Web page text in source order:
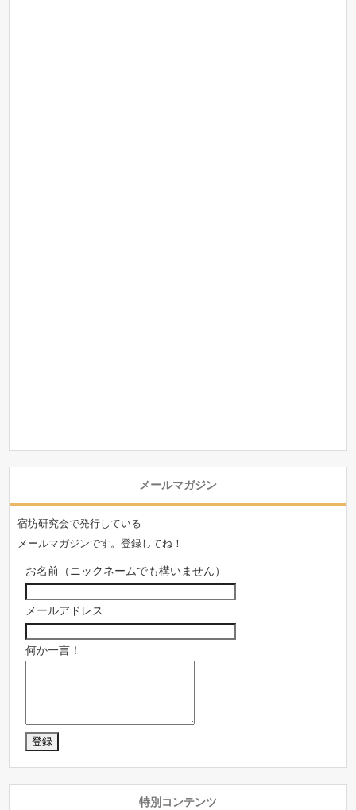
メールマガジン
宿坊研究会で発行している
メールマガジンです。登録してね！
お名前（ニックネームでも構いません）
メールアドレス
何か一言！
特別コンテンツ